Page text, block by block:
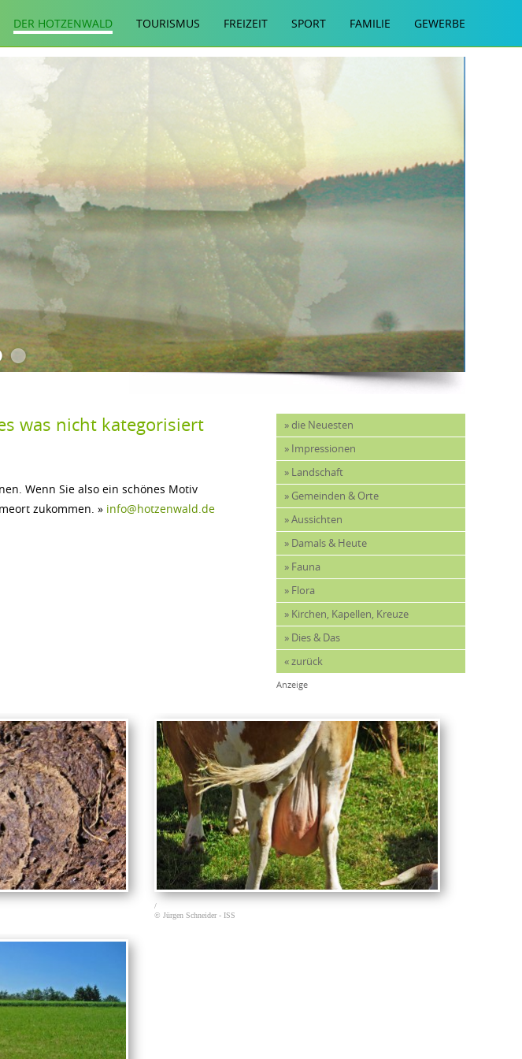
DER HOTZENWALD TOURISMUS FREIZEIT SPORT FAMILIE GEWERBE
•
was nicht kategorisiert
Wenn Sie also ein schönes Motiv
zukommen. » info@hotzenwald.de
» die Neuesten
» Impressionen
» Landschaft
» Gemeinden & Orte
» Aussichten
» Damals & Heute
» Fauna
» Flora
» Kirchen, Kapellen, Kreuze
» Dies & Das
« zurück
Anzeige
/
© Jürgen Schneider - ISS